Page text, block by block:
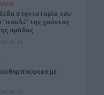
στην ιστορία του
“πουλί” της χούντας
ομάδας
09:03
με
07:55